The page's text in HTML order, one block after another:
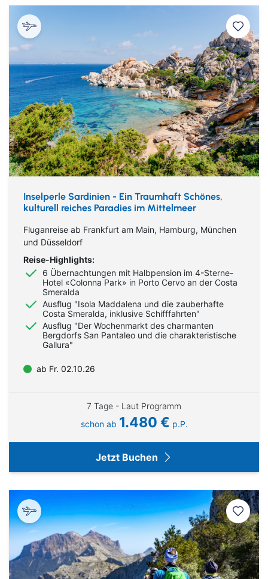
Inselperle Sardinien - Ein Traumhaft Schönes,
kulturell reiches Paradies im Mittelmeer
Fluganreise ab Frankfurt am Main, Hamburg, München
und Düsseldorf
Reise-Highlights:
6 Übernachtungen mit Halbpension im 4-Sterne-
Hotel «Colonna Park» in Porto Cervo an der Costa
Smeralda
Ausflug "Isola Maddalena und die zauberhafte
Costa Smeralda, inklusive Schifffahrten"
Ausflug "Der Wochenmarkt des charmanten
Bergdorfs San Pantaleo und die charakteristische
Gallura"
ab Fr. 02.10.26
7 Tage - Laut Programm
schon ab 1.480 € p.P.
Jetzt Buchen